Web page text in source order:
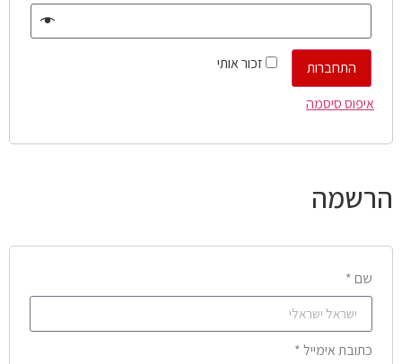
זכור אותי
התחברות
איפוס סיסמה
הרשמה
שם *
כתובת אימייל *